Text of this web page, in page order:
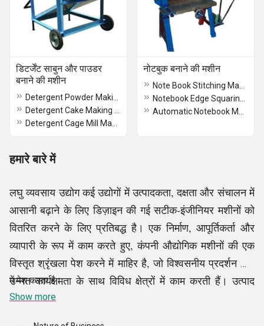
डिटर्जेंट साबुन और पाउडर
बनाने की मशीन
नोटबुक बनाने की मशीन
हमारे बारे में
लघु व्यवसाय उद्योग कई उद्योगों में उत्पादकता, दक्षता और संचालन में
आसानी बढ़ाने के लिए डिज़ाइन की गई सटीक-इंजीनियर मशीनों को
वितरित करने के लिए प्रतिबद्ध है। एक निर्माण, आपूर्तिकर्ता और
व्यापारी के रूप में काम करते हुए, कंपनी औद्योगिक मशीनों की एक
विस्तृत श्रृंखला पेश करने में माहिर है, जो विश्वसनीय प्रदर्शन और
उन्नत कार्यक्षमता के साथ विविध क्षेत्रों में काम करती हैं। उत्पाद
पोर्टफोलियो में धातु का आटा चक्की मशीन, स्वचालित आटा चक्की
में पेश करता है।
Show more